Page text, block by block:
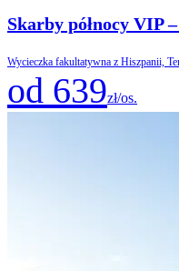
Skarby północy VIP
Wycieczka fakultatywna z Hiszpanii,
od 639zł/os.